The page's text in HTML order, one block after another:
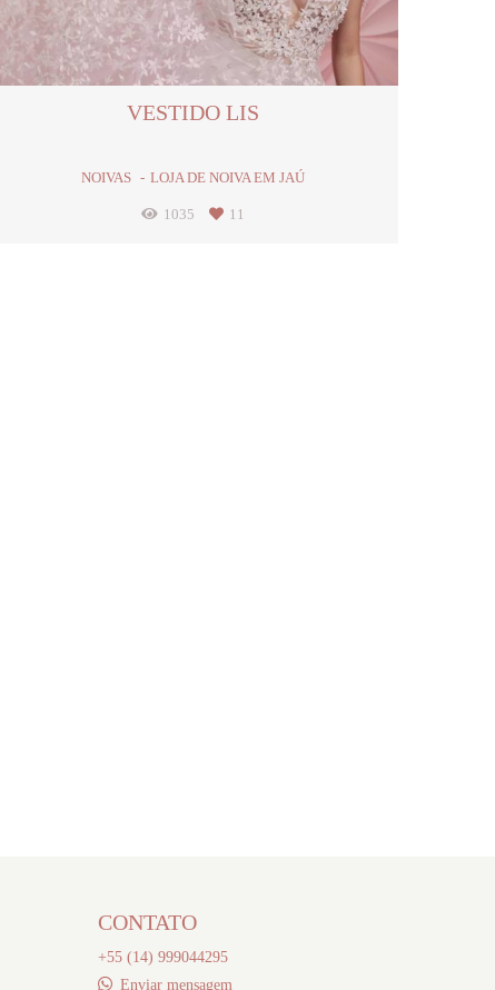
VESTIDO LIS
NOIVAS LOJA DE NOIVA EM JAÚ
1035 11
CONTATO
+55 (14) 999044295
Enviar mensagem